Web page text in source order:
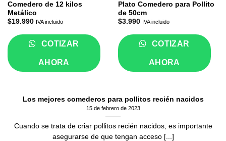
Comedero de 12 kilos
Metálico
$19.990 IVA incluido
COTIZAR
AHORA
Plato Comedero para Pollito
de 50cm
$3.990 IVA incluido
COTIZAR
AHORA
Los mejores comederos para pollitos recién nacidos
15 de febrero de 2023
Cuando se trata de criar pollitos recién nacidos, es importante
asegurarse de que tengan acceso [...]